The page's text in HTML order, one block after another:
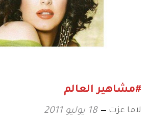
#مشاهير العالم
لاما عزت 18 يوليو 2011